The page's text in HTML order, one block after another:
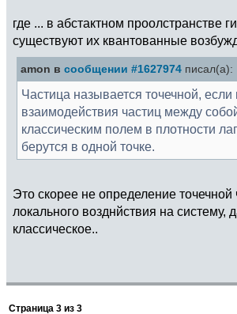
где ... в абстактном проолстранстве
существуют их квантованные
amon в сообщении #1627974 писал(а):
Частица называется точечной, если
взаимодействия частиц между
классическим полем в плотности
берутся в одной точке.
Это скорее не определение точечной
локального возднйствия на систему,
классическое..
Страница 3 из 3